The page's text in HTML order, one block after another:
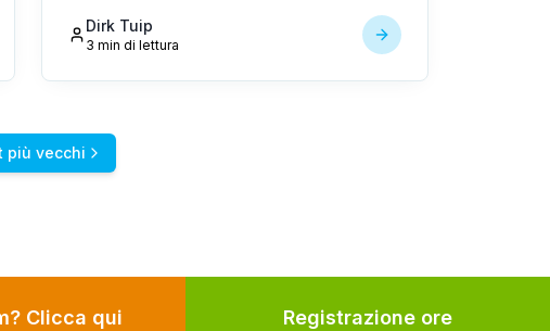
sviluppato soluzioni intelligenti e sostenibili
utilizzando AI, IoT e robotica.
Dirk Tuip
3 min di lettura
più vecchi
Clicca qui Registrazione ore